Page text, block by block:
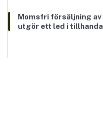
Momsfri försäljning av
utgör ett led i